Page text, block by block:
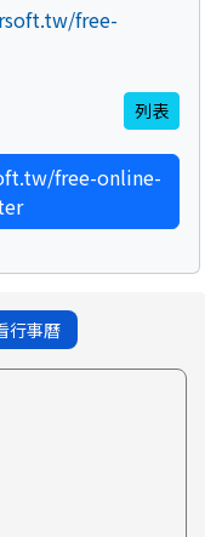
free-
列表
free-online-
行事曆